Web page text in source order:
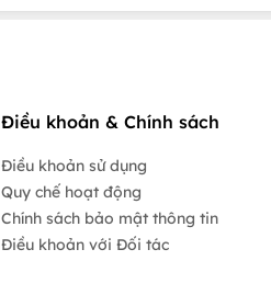
Điều khoản & Chính sách
Điều khoản sử dụng
Quy chế hoạt động
Chính sách bảo mật thông tin
Điều khoản với Đối tác